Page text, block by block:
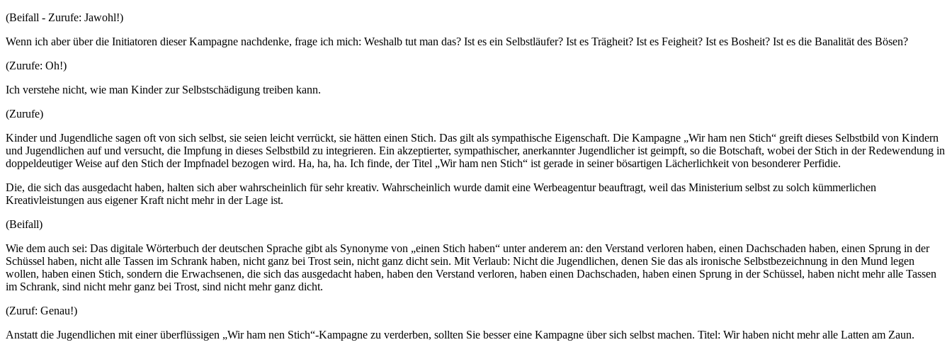
(Beifall - Zurufe: Jawohl!)
Wenn ich aber über die Initiatoren dieser Kampagne nachdenke, frage ich mich: Weshalb tut man das? Ist es ein Selbstläufer? Ist es Trägheit? Ist es Feigheit? Ist es Bosheit? Ist es die Banalität des Bösen?
(Zurufe: Oh!)
Ich verstehe nicht, wie man Kinder zur Selbstschädigung treiben kann.
(Zurufe)
Kinder und Jugendliche sagen oft von sich selbst, sie seien leicht verrückt, sie hätten einen Stich. Das gilt als sympathische Eigenschaft. Die Kampagne „Wir ham nen Stich“ greift dieses Selbstbild von Kindern
und Jugendlichen auf und versucht, die Impfung in dieses Selbstbild zu integrieren. Ein akzeptierter, sympathischer, anerkannter Jugendlicher ist geimpft, so die Botschaft, wobei der Stich in der Redewendung in
doppeldeutiger Weise auf den Stich der Impfnadel bezogen wird. Ha, ha, ha. Ich finde, der Titel „Wir ham nen Stich“ ist gerade in seiner bösartigen Lächerlichkeit von besonderer Perfidie.
Die, die sich das ausgedacht haben, halten sich aber wahrscheinlich für sehr kreativ. Wahrscheinlich wurde damit eine Werbeagentur beauftragt, weil das Ministerium selbst zu solch kümmerlichen
Kreativleistungen aus eigener Kraft nicht mehr in der Lage ist.
(Beifall)
Wie dem auch sei: Das digitale Wörterbuch der deutschen Sprache gibt als Synonyme von „einen Stich haben“ unter anderem an: den Verstand verloren haben, einen Dachschaden haben, einen Sprung in der
Schüssel haben, nicht alle Tassen im Schrank haben, nicht ganz bei Trost sein, nicht ganz dicht sein. Mit Verlaub: Nicht die Jugendlichen, denen Sie das als ironische Selbstbezeichnung in den Mund legen
wollen, haben einen Stich, sondern die Erwachsenen, die sich das ausgedacht haben, haben den Verstand verloren, haben einen Dachschaden, haben einen Sprung in der Schüssel, haben nicht mehr alle Tassen
im Schrank, sind nicht mehr ganz bei Trost, sind nicht mehr ganz dicht.
(Zuruf: Genau!)
Anstatt die Jugendlichen mit einer überflüssigen „Wir ham nen Stich“-Kampagne zu verderben, sollten Sie besser eine Kampagne über sich selbst machen. Titel: Wir haben nicht mehr alle Latten am Zaun.